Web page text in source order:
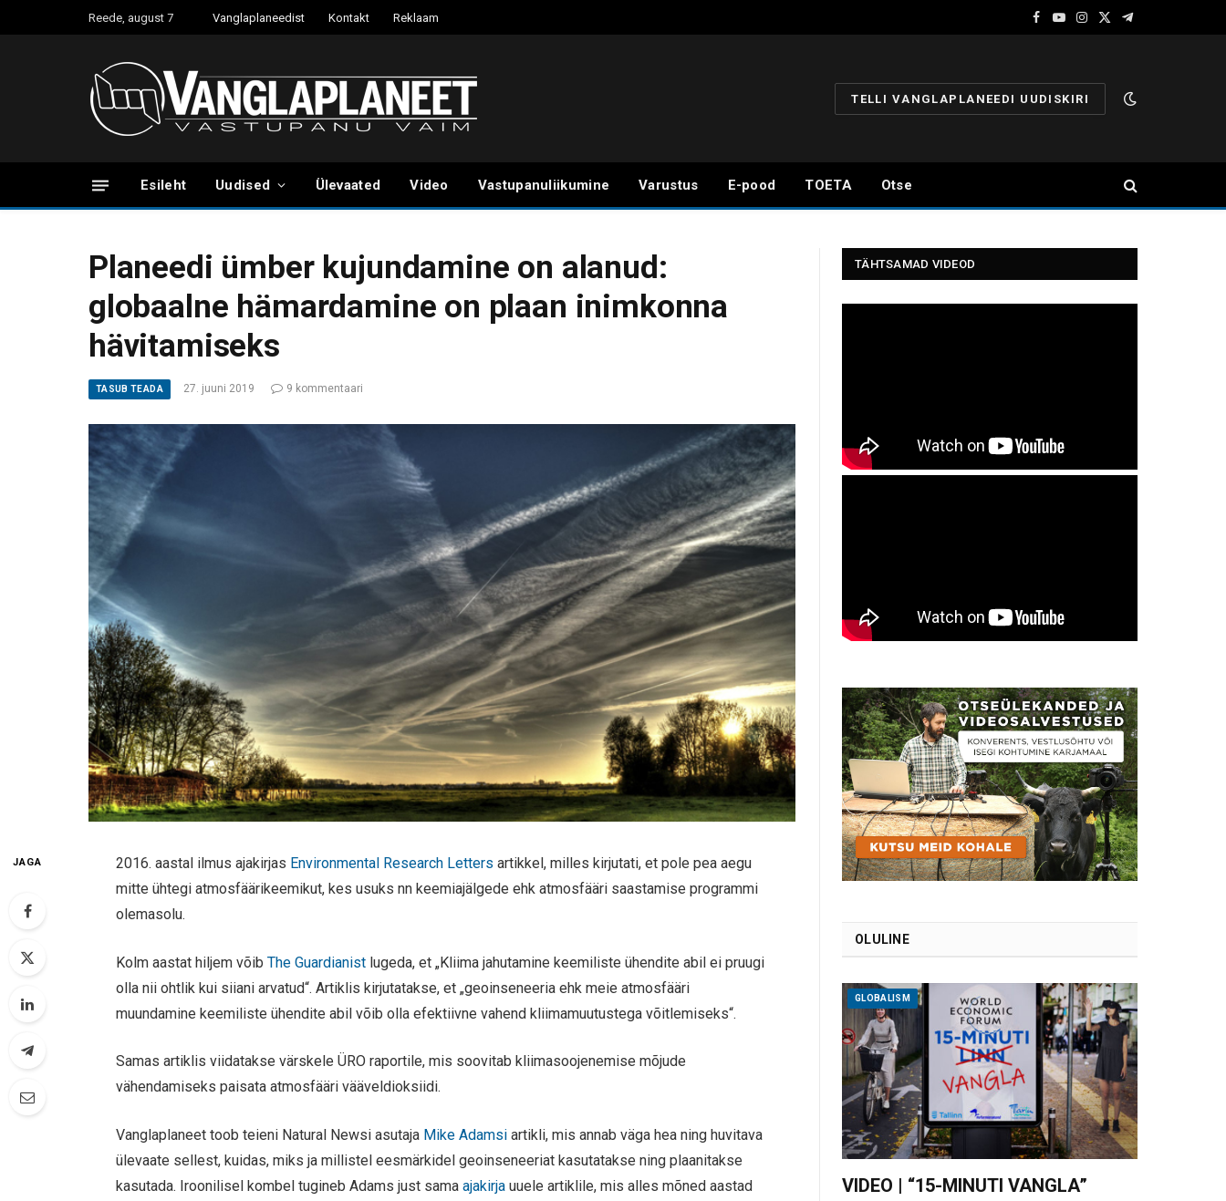
Reede, august 7 Vanglaplaneedist Kontakt Reklaam
Facebook
YouTube
Instagram
X
Telegram
TELLI VANGLAPLANEEDI UUDISKIRI
Esileht Uudised Ülevaated Video Vastupanuliikumine Varustus E-pood TOETA Otse
Planeedi ümber kujundamine on alanud:
globaalne hämardamine on plaan inimkonna
hävitamiseks
TASUB TEADA 27. juuni 2019 9 kommentaari
JAGA 2016. aastal ilmus ajakirjas Environmental Research Letters artikkel, milles kirjutati, et pole pea aegu
mitte ühtegi atmosfäärikeemikut, kes usuks nn keemiajälgede ehk atmosfääri saastamise programmi
olemasolu.
Kolm aastat hiljem võibThe Guardianist lugeda, et „Kliima jahutamine keemiliste ühendite abil ei pruugi
olla nii ohtlik kui siiani arvatud“. Artiklis kirjutatakse, et „geoinseneeria ehk meie atmosfääri
muundamine keemiliste ühendite abil võib olla efektiivne vahend kliimamuutustega võitlemiseks“.
Samas artiklis viidatakse värskele ÜRO raportile, mis soovitab kliimasoojenemise mõjude
vähendamiseks paisata atmosfääri vääveldioksiidi.
Vanglaplaneet toob teieni Natural Newsi asutaja Mike Adamsi artikli, mis annab väga hea ning huvitava
ülevaate sellest, kuidas, miks ja millistel eesmärkidel geoinseneeriat kasutatakse ning plaanitakse
kasutada. Iroonilisel kombel tugineb Adams just samaajakirja uuele artiklile, mis alles mõned aastad
TÄHTSAMAD VIDEOD
OLULINE
GLOBALISM
VIDEO | “15-MINUTI VANGLA”